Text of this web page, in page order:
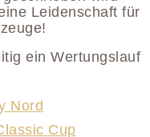
Leidenschaft für
ein Wertungslauf
Nord
Cup